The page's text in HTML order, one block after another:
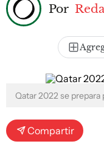
Por
Qatar 2022 se prepara
Compartir